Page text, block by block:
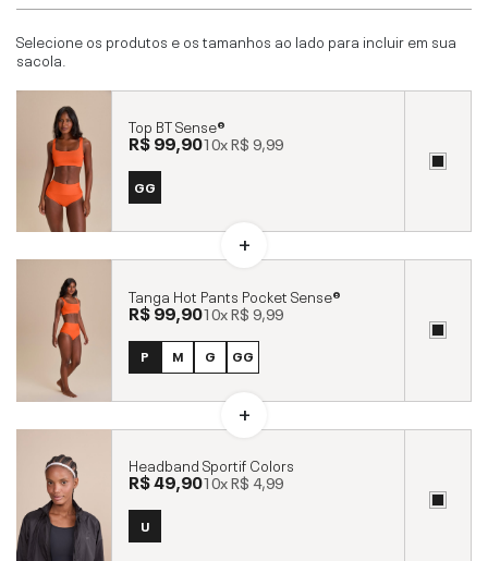
Selecione os produtos e os tamanhos ao lado para incluir em sua
sacola.
Top BT Sense®
R$ 99,9010xR$ 9,99
GG
Tanga Hot Pants Pocket Sense®
R$ 99,9010xR$ 9,99
P M G GG
Headband Sportif Colors
R$ 49,9010xR$ 4,99
U